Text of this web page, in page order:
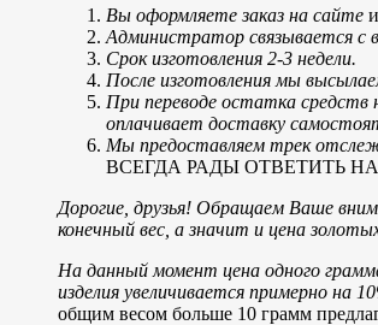
Вы оформляете заказ на сайте
Администратор связывается с
Срок изготовления 2-3 недели.
После изготовления мы
При переводе остатка
оплачивает доставку
Мы предоставляем трек
ВСЕГДА РАДЫ ОТВЕТИТЬ НА
Дорогие, друзья! Обращаем Ваше
конечный вес, а значит и цена
На данный момент цена одного
изделия увеличивается примерно на
общим весом больше 10 грамм